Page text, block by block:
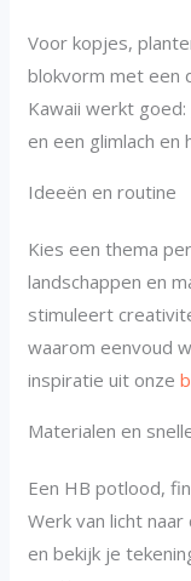
Voor kopjes,
blokvorm met een
Kawaii werkt
en een glimlach en
Ideeën en routine
Kies een thema
landschappen en
stimuleert
waarom eenvoud
inspiratie uit onze
Materialen en
Een HB potlood,
Werk van licht
en bekijk je